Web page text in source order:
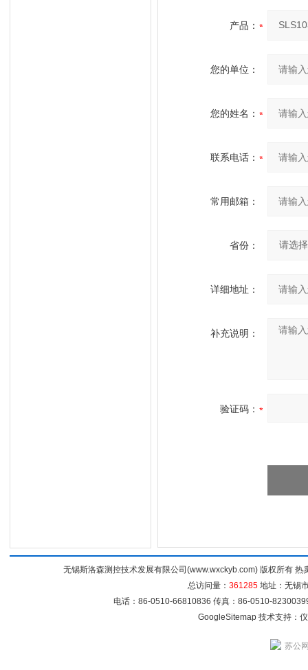
产品：
您的单位：
您的姓名：
联系电话：
常用邮箱：
省份：
详细地址：
补充说明：
验证码：
无锡斯洛森测控技术发展有限公司(www.wxckyb.com) 版权所有
总访问量： 361285 地址：无锡
电话：86-0510-66810836 传真：86-0510-
GoogleSitemap技术支持：
苏公